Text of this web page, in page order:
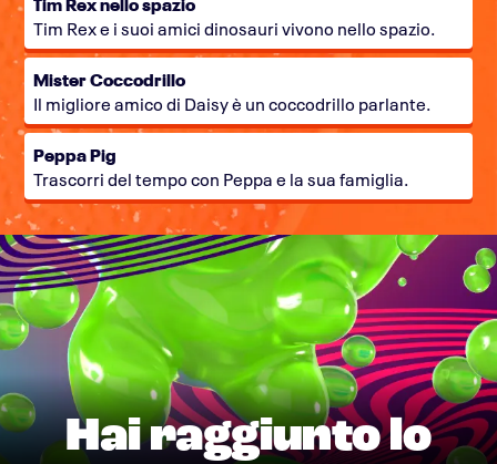
Tim Rex e i suoi amici dinosauri vivono nello spazio.
Mister Coccodrillo
Il migliore amico di Daisy è un coccodrillo parlante.
Peppa Pig
Trascorri del tempo con Peppa e la sua famiglia.
Hai raggiunto lo